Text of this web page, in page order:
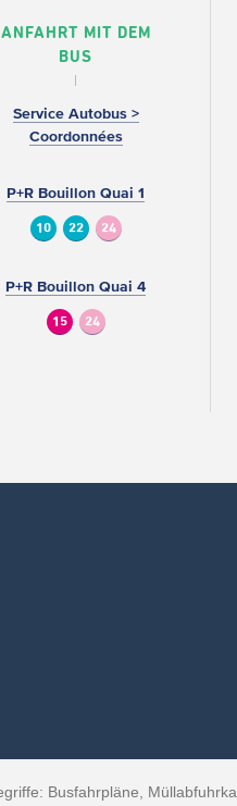
ANFAHRT MIT DEM
BUS
Service Autobus >
Coordonnées
P+R Bouillon Quai 1
10 22 24
P+R Bouillon Quai 4
15 24